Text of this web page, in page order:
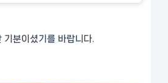
기분이셨기를 바랍니다.